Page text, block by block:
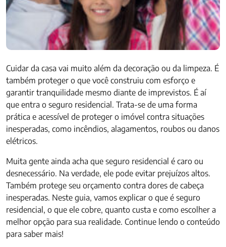
Cuidar da casa vai muito além da decoração ou da limpeza. É
também proteger o que você construiu com esforço e
garantir tranquilidade mesmo diante de imprevistos. É aí
que entra o seguro residencial. Trata-se de uma forma
prática e acessível de proteger o imóvel contra situações
inesperadas, como incêndios, alagamentos, roubos ou danos
elétricos.
Muita gente ainda acha que seguro residencial é caro ou
desnecessário. Na verdade, ele pode evitar prejuízos altos.
Também protege seu orçamento contra dores de cabeça
inesperadas. Neste guia, vamos explicar o que é seguro
residencial, o que ele cobre, quanto custa e como escolher a
melhor opção para sua realidade. Continue lendo o conteúdo
para saber mais!